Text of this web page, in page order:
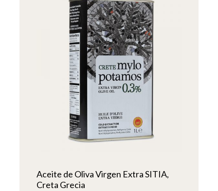
Aceite de Oliva Virgen Extra SITIA,
Creta Grecia